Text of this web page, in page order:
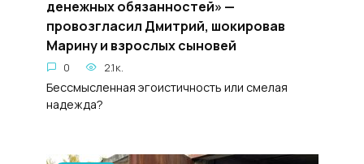
денежных обязанностей» —
провозгласил Дмитрий, шокировав
Марину и взрослых сыновей
0 2.1к.
Бессмысленная эгоистичность или смелая
надежда?